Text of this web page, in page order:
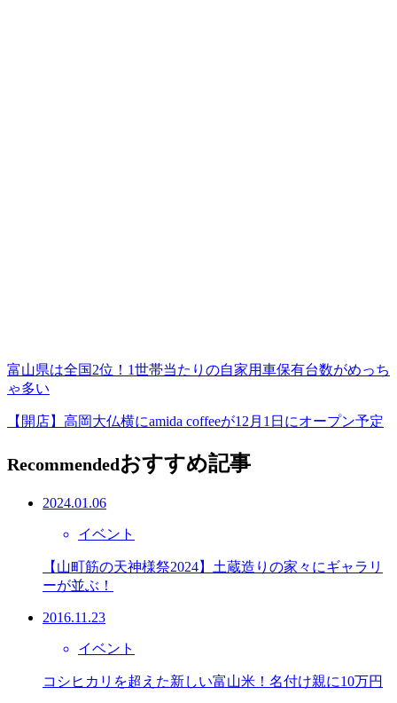
富山県は全国2位！1世帯当たりの自家用車保有台数がめっち
ゃ多い
【開店】高岡大仏横にamida coffeeが12月1日にオープン予定
Recommendedおすすめ記事
2024.01.06
イベント
【山町筋の天神様祭2024】土蔵造りの家々にギャラリ
ーが並ぶ！
2016.11.23
イベント
コシヒカリを超えた新しい富山米！名付け親に10万円